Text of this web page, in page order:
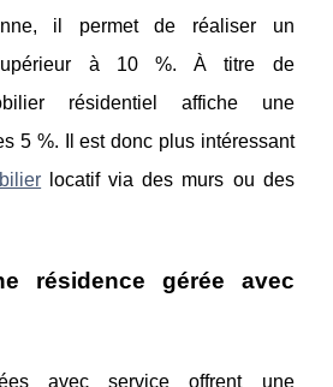
il permet de réaliser un
à 10 %. À titre de
résidentiel affiche une
5 %. Il est donc plus intéressant
locatif via des murs ou des
résidence gérée avec
avec service offrent une